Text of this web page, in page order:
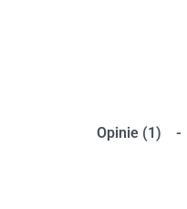
Opinie (1)